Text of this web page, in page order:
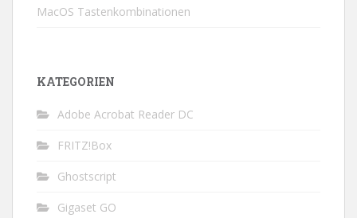
MacOS Tastenkombinationen
KATEGORIEN
Adobe Acrobat Reader DC
FRITZ!Box
Ghostscript
Gigaset GO